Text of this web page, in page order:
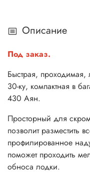
Описание
Под заказ.
Быстрая,
30-ку, компактная в
430 Аян.
Просторный для
позволит разместить
профилированное
поможет проходить
обноса лодки.